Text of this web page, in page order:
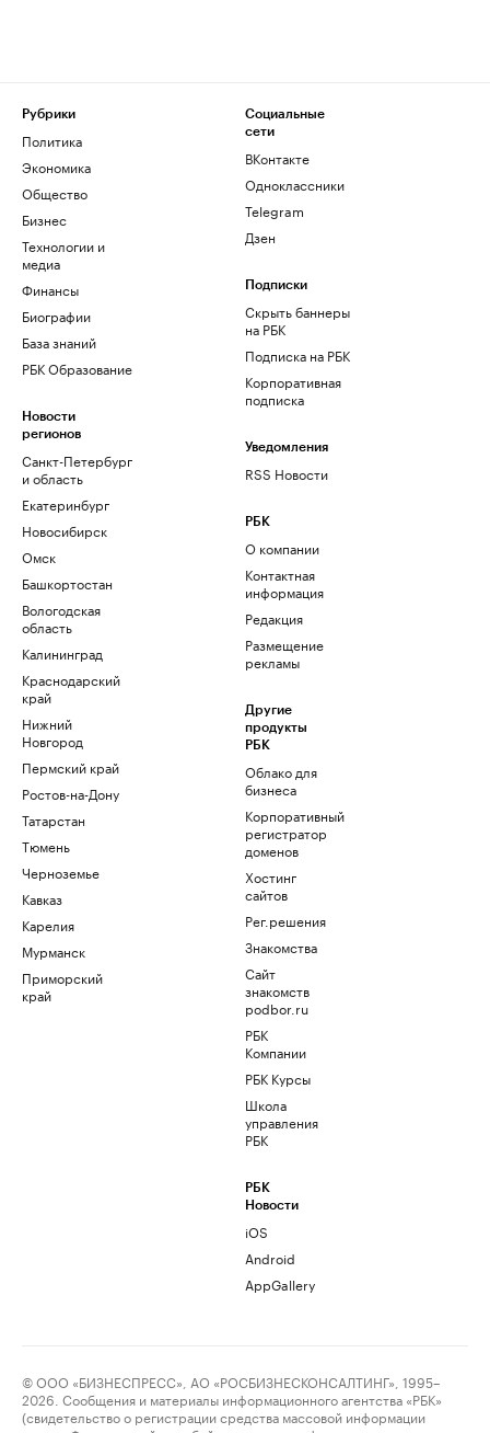
Рубрики
Политика
Экономика
Общество
Бизнес
Технологии и
медиа
Финансы
Биографии
База знаний
РБК Образование
Новости
регионов
Санкт-Петербург
и область
Екатеринбург
Новосибирск
Омск
Башкортостан
Вологодская
область
Калининград
Краснодарский
край
Нижний
Новгород
Пермский край
Ростов-на-Дону
Татарстан
Тюмень
Черноземье
Кавказ
Карелия
Мурманск
Приморский
край
Социальные
сети
ВКонтакте
Одноклассники
Telegram
Дзен
Подписки
Скрыть баннеры
на РБК
Подписка на РБК
Корпоративная
подписка
Уведомления
RSS Новости
РБК
О компании
Контактная
информация
Редакция
Размещение
рекламы
Другие
продукты
РБК
Облако для
бизнеса
Корпоративный
регистратор
доменов
Хостинг
сайтов
Рег.решения
Знакомства
Сайт
знакомств
podbor.ru
РБК
Компании
РБК Курсы
Школа
управления
РБК
РБК
Новости
iOS
Android
AppGallery
© ООО «БИЗНЕСПРЕСС», АО «РОСБИЗНЕСКОНСАЛТИНГ», 1995–
2026. Сообщения и материалы информационного агентства «РБК»
(свидетельство о регистрации средства массовой информации